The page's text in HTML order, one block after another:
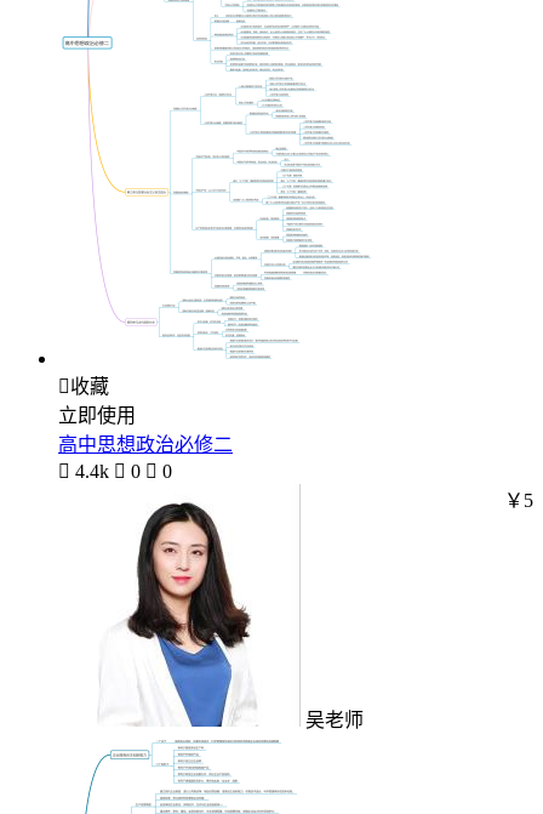
收藏
立即使用
高中思想政治必修二
 4.4k  0  0
吴老师
￥5